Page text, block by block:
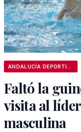
Faltó la
visita al
masculina